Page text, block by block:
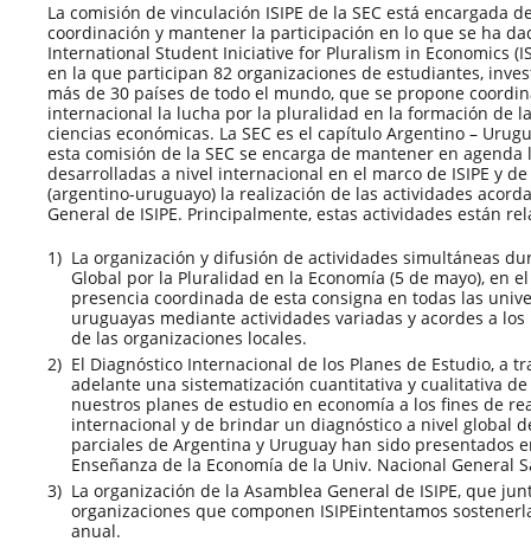
La comisión de vinculación ISIPE de la SEC está encargada
coordinación y mantener la participación en lo que se ha
International Student Iniciative for Pluralism in Economics
en la que participan 82 organizaciones de estudiantes,
más de 30 países de todo el mundo, que se propone
internacional la lucha por la pluralidad en la formación de
ciencias económicas. La SEC es el capítulo Argentino –
esta comisión de la SEC se encarga de mantener en agenda
desarrolladas a nivel internacional en el marco de ISIPE y
(argentino-uruguayo) la realización de las actividades
General de ISIPE. Principalmente, estas actividades están
La organización y difusión de actividades simultáneas
Global por la Pluralidad en la Economía (5 de mayo), en
presencia coordinada de esta consigna en todas las
uruguayas mediante actividades variadas y acordes a
de las organizaciones locales.
El Diagnóstico Internacional de los Planes de Estudio, a
adelante una sistematización cuantitativa y cualitativa
nuestros planes de estudio en economía a los fines de
internacional y de brindar un diagnóstico a nivel global
parciales de Argentina y Uruguay han sido presentados
Enseñanza de la Economía de la Univ. Nacional General
La organización de la Asamblea General de ISIPE, que
organizaciones que componen ISIPEintentamos
anual.